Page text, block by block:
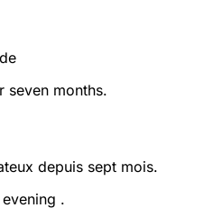
seven months.
depuis sept mois.
.